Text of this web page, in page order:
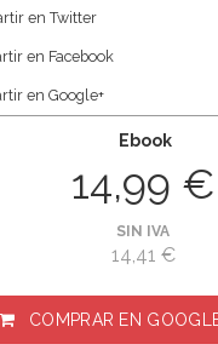
en Twitter
en Facebook
en Google+
Ebook
14,99 €
SIN IVA
14,41 €
COMPRAR EN